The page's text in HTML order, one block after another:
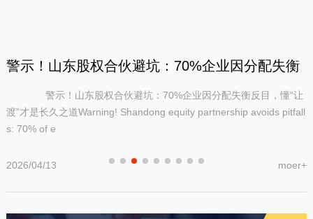
警示！山东股权合伙避坑：70%企业因分配失衡
反目，懂“让渡”才是长久之道
警示！山东股权合伙避坑：70%企业因分配失衡反目，懂“让
渡”才是长久之道Warning! Shandong equity partnership avoids pitfall
s: 70% of e
2026/04/13 moer+